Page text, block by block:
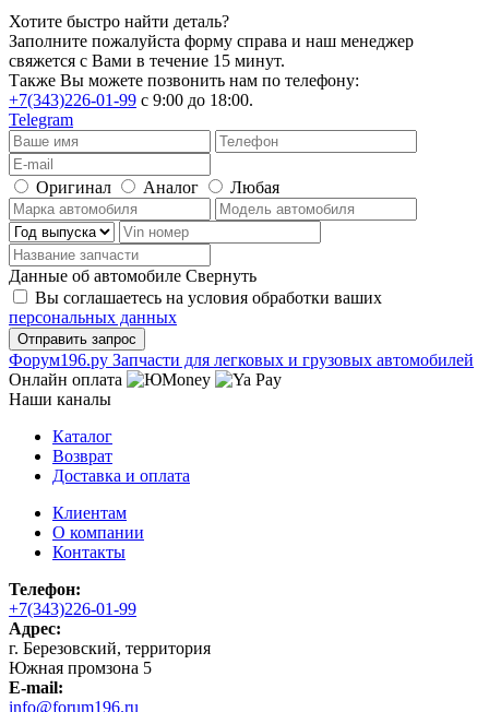
Хотите быстро найти деталь?
Заполните пожалуйста форму справа и наш менеджер
свяжется с Вами в течение 15 минут.
Также Вы можете позвонить нам по телефону:
+7(343)226-01-99 с 9:00 до 18:00.
Telegram
Оригинал Аналог Любая
Данные об автомобиле Свернуть
Вы соглашаетесь на условия обработки ваших
персональных данных
Фoрум196.ру Запчасти для легковых и грузовых автомобилей
Онлайн оплата
Наши каналы
Каталог
Возврат
Доставка и оплата
Клиентам
О компании
Контакты
Телефон:
+7(343)226-01-99
Адрес:
г. Березовский, территория
Южная промзона 5
E-mail:
info@forum196.ru